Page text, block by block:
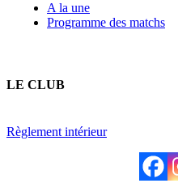
A la une
Programme des matchs
LE CLUB
Règlement intérieur